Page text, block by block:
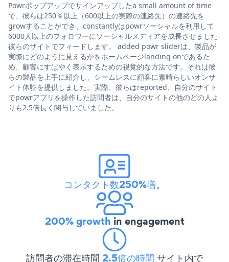
Powrポップアップでサインアップしたa small amount of time
で、彼らは250％以上（600以上の実際の連絡先）の連絡先を
growすることができ、constantlyはpowrソーシャルを利用して
6000人以上のフォロワーにソーシャルメディアを成長させました
彼らのサイトでフィードします。 added powr sliderは、製品が
実際にどのように見えるかをホームページlanding onであるた
め、顧客にすばやく表示するための視覚的な方法です。それは彼
らの製品を上手に紹介し、シームレスに顧客に素晴らしいオンサ
イト体験を提供しました。実際、彼らはreported、自分のサイト
でpowrアプリを操作した訪問者は、自分のサイトの他のどの人よ
りも2.5倍長く関与していました。
コンタクト数250%増。
200% growth in engagement
訪問者の滞在時間 2.5倍の時間 サイト内で